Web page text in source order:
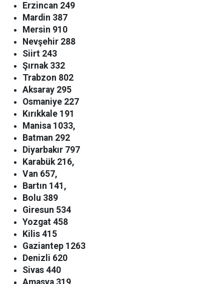
Erzincan 249
Mardin 387
Mersin 910
Nevşehir 288
Siirt 243
Şırnak 332
Trabzon 802
Aksaray 295
Osmaniye 227
Kırıkkale 191
Manisa 1033,
Batman 292
Diyarbakır 797
Karabük 216,
Van 657,
Bartın 141,
Bolu 389
Giresun 534
Yozgat 458
Kilis 415
Gaziantep 1263
Denizli 620
Sivas 440